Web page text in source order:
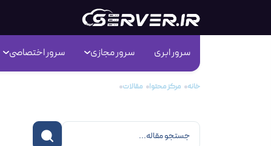
سرور ابری سرور مجازی سرور اختصاصی
خانه مرکز محتوا مقالات